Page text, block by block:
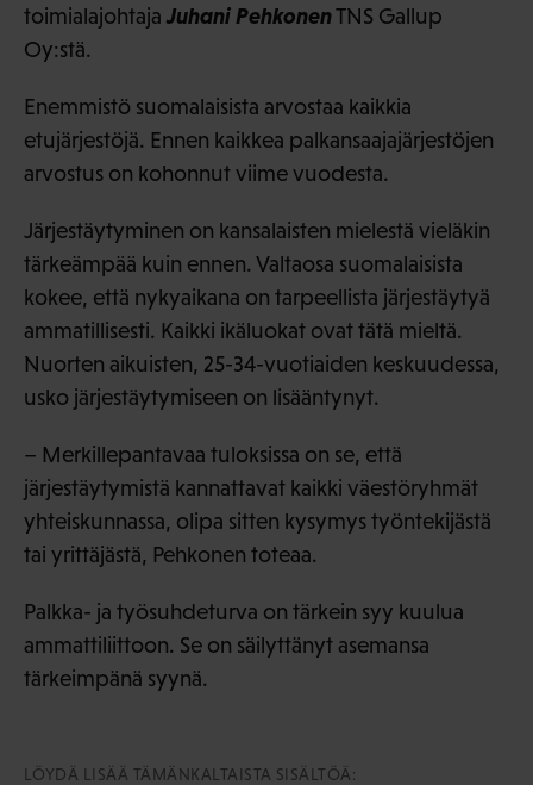
toimialajohtaja Juhani PehkonenTNS Gallup
Oy:stä.
Enemmistö suomalaisista arvostaa kaikkia
etujärjestöjä. Ennen kaikkea palkansaajajärjestöjen
arvostus on kohonnut viime vuodesta.
Järjestäytyminen on kansalaisten mielestä vieläkin
tärkeämpää kuin ennen. Valtaosa suomalaisista
kokee, että nykyaikana on tarpeellista järjestäytyä
ammatillisesti. Kaikki ikäluokat ovat tätä mieltä.
Nuorten aikuisten, 25-34-vuotiaiden keskuudessa,
usko järjestäytymiseen on lisääntynyt.
– Merkillepantavaa tuloksissa on se, että
järjestäytymistä kannattavat kaikki väestöryhmät
yhteiskunnassa, olipa sitten kysymys työntekijästä
tai yrittäjästä, Pehkonen toteaa.
Palkka- ja työsuhdeturva on tärkein syy kuulua
ammattiliittoon. Se on säilyttänyt asemansa
tärkeimpänä syynä.
LÖYDÄ LISÄÄ TÄMÄNKALTAISTA SISÄLTÖÄ: